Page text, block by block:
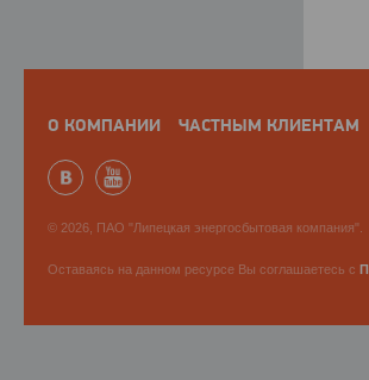
О КОМПАНИИ ЧАСТНЫМ КЛИЕНТАМ
© 2026, ПАО "Липецкая энергосбытовая компания".
Оставаясь на данном ресурсе Вы соглашаетесь с